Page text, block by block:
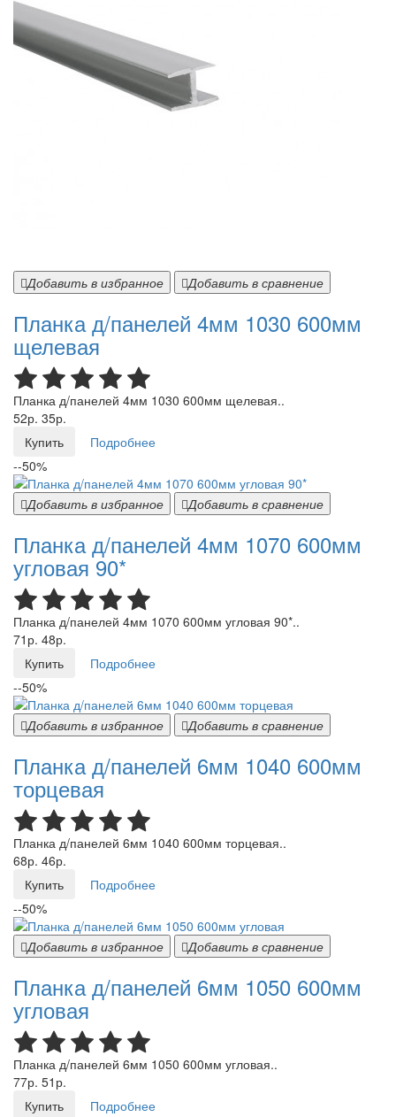
Добавить в избранное Добавить в сравнение
Планка д/панелей 4мм 1030 600мм
щелевая
Планка д/панелей 4мм 1030 600мм щелевая..
52р. 35р.
Купить
Подробнее
--50%
Добавить в избранное Добавить в сравнение
Планка д/панелей 4мм 1070 600мм
угловая 90*
Планка д/панелей 4мм 1070 600мм угловая 90*..
71р. 48р.
Купить
Подробнее
--50%
Добавить в избранное Добавить в сравнение
Планка д/панелей 6мм 1040 600мм
торцевая
Планка д/панелей 6мм 1040 600мм торцевая..
68р. 46р.
Купить
Подробнее
--50%
Добавить в избранное Добавить в сравнение
Планка д/панелей 6мм 1050 600мм
угловая
Планка д/панелей 6мм 1050 600мм угловая..
77р. 51р.
Купить
Подробнее